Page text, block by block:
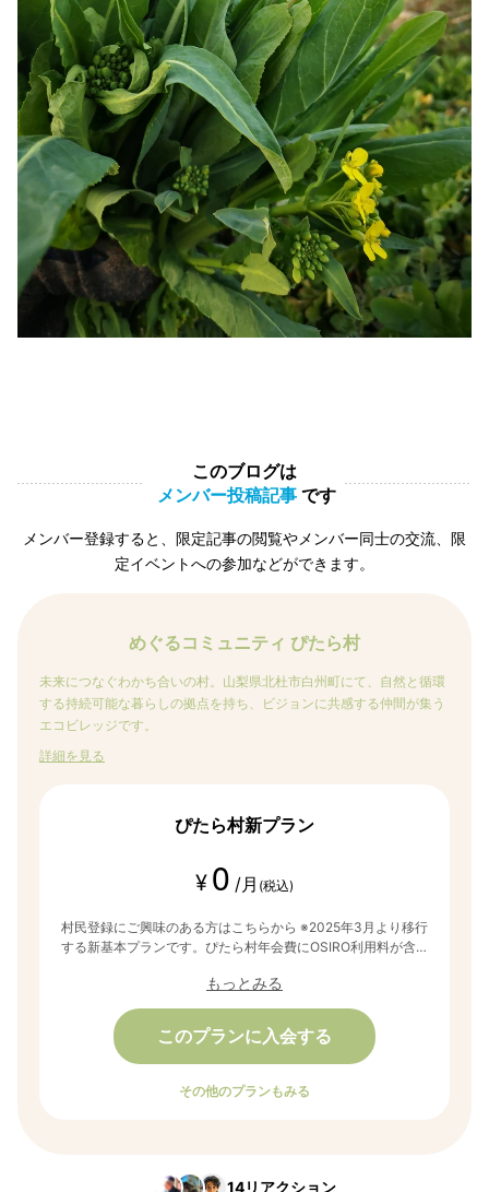
このブログは
メンバー投稿記事 です
メンバー登録すると、限定記事の閲覧やメンバー同士の交流、限
定イベントへの参加などができます。
めぐるコミュニティ ぴたら村
未来につなぐわかち合いの村。山梨県北杜市白州町にて、自然と循環
する持続可能な暮らしの拠点を持ち、ビジョンに共感する仲間が集う
エコビレッジです。
詳細を見る
ぴたら村新プラン
¥ 0 /月 (税込)
村民登録にご興味のある方はこちらから ※2025年3月より移行
する新基本プランです。ぴたら村年会費にOSIRO利用料が含
プランに入会してください。もっとみる
このプランに入会する
その他のプランもみる
14リアクション